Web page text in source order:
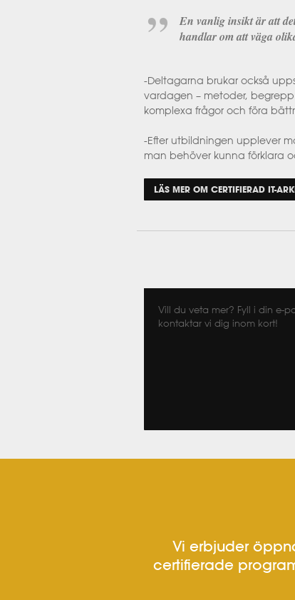
En vanlig insikt är att
handlar om att väga
-Deltagarna brukar också
vardagen – metoder,
komplexa frågor och föra
-Efter utbildningen upplever
man behöver kunna förklara
LÄS MER OM CERTIFIERAD IT-
Vill du veta mer? Fyll i din e-
kontaktar vi dig inom kort!
Vi erbjuder
certifierade